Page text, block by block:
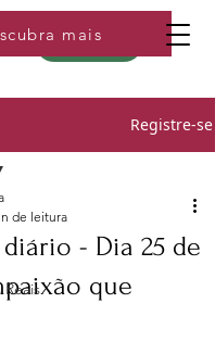
Loja
mais
Registre-se
- Dia 25 de
que
de leitura